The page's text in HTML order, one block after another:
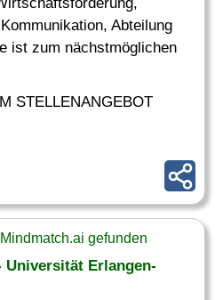
Abteilung
ist zum nächstmöglichen
STELLENANGEBOT
gefunden
Universität Erlangen-